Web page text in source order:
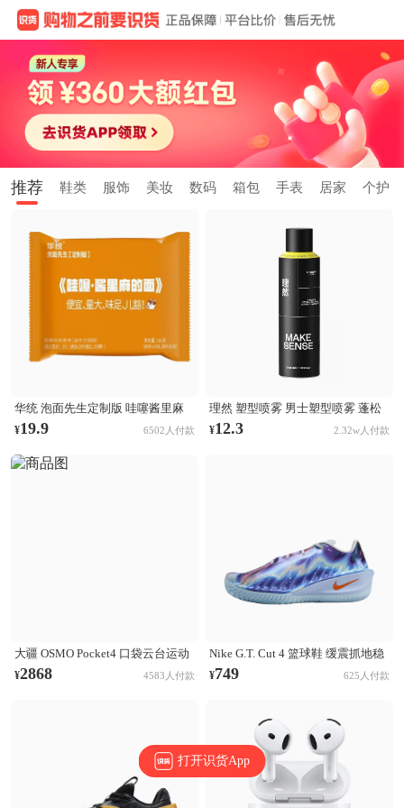
推荐 鞋类 服饰 美妆 数码 箱包 手表 居家 个护
华统 泡面先生定制版 哇噻酱里麻
的面 袋装
¥19.9 6502人付款
理然 塑型喷雾 男士塑型喷雾 蓬松
清爽自然持久立挺造型 木质香
¥12.3 2.32w人付款
大疆 OSMO Pocket4 口袋云台运动
相机 Activetrack 7.0智能跟随 14档
¥2868 4583人付款
Nike G.T. Cut 4 篮球鞋 缓震抓地稳
定抗扭支撑回弹 CHBL/黑色/醒目
¥749 625人付款
打开识货App